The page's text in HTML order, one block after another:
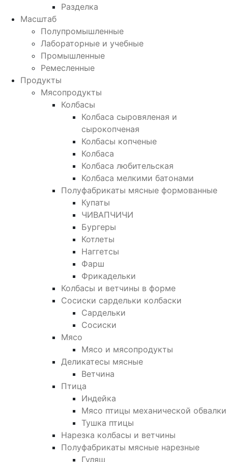
Разделка
Масштаб
Полупромышленные
Лабораторные и учебные
Промышленные
Ремесленные
Продукты
Мясопродукты
Колбасы
Колбаса сыровяленая и
сырокопченая
Колбасы копченые
Колбаса
Колбаса любительская
Колбаса мелкими батонами
Полуфабрикаты мясные формованные
Купаты
ЧИВАПЧИЧИ
Бургеры
Котлеты
Наггетсы
Фарш
Фрикадельки
Колбасы и ветчины в форме
Сосиски сардельки колбаски
Сардельки
Сосиски
Мясо
Мясо и мясопродукты
Деликатесы мясные
Ветчина
Птица
Индейка
Мясо птицы механической обвалки
Тушка птицы
Нарезка колбасы и ветчины
Полуфабрикаты мясные нарезные
Гуляш